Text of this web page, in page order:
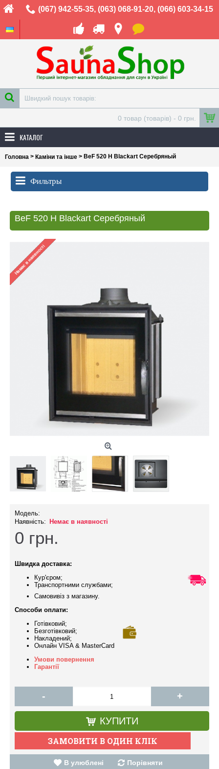
(067) 942-55-35, (063) 068-91-20, (066) 603-34-15
0 товар (товарів) - 0 грн.
КАТАЛОГ
Головна > Каміни та інше > BeF 520 Н Blackart Серебряный
Фильтры
BeF 520 Н Blackart Серебряный
Модель:
Наявність:
Немає в наявності
0 грн.
Швидка доставка:
Кур'єром;
Транспортними службами;
Самовивіз з магазину.
Способи оплати:
Готівковий;
Безготівковий;
Накладений;
Онлайн VISA & MasterCard
Умови повернення
Гарантії
- +
КУПИТИ
В улюблені Порівняти